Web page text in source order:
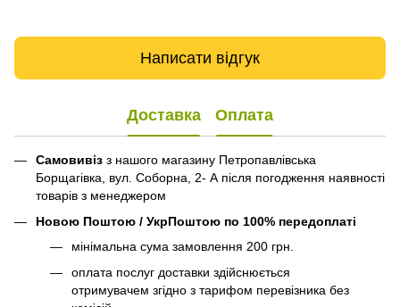
Написати відгук
Доставка Оплата
Самовивіз з нашого магазину Петропавлівська
Борщагівка, вул. Соборна, 2- А після погодження наявності
товарів з менеджером
Новою Поштою / УкрПоштою по 100% передоплаті
мінімальна сума замовлення 200 грн.
оплата послуг доставки здійснюється
отримувачем згідно з тарифом перевізника без